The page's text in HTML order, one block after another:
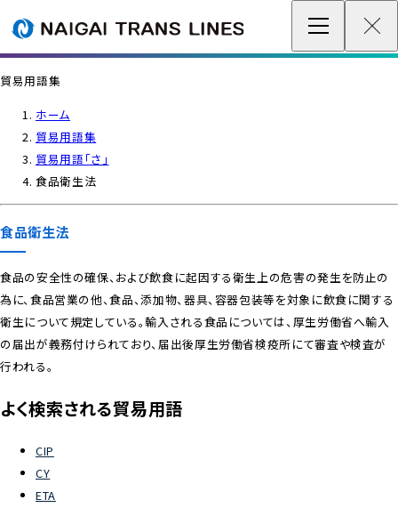
IR情報
サステナビリティ
企業情報 / グローバルネットワーク
各種情報
最新情報
お問い合わせ / お見積り
貿易用語集
ホーム
貿易用語集
貿易用語「さ」
食品衛生法
食品衛生法
食品の安全性の確保、および飲食に起因する衛生上の危害の発生を防止の
為に、食品営業の他、食品、添加物、器具、容器包装等を対象に飲食に関する
衛生について規定している。輸入される食品については、厚生労働省へ輸入
の届出が義務付けられており、届出後厚生労働省検疫所にて審査や検査が
行われる。
よく検索される貿易用語
CIP
CY
ETA